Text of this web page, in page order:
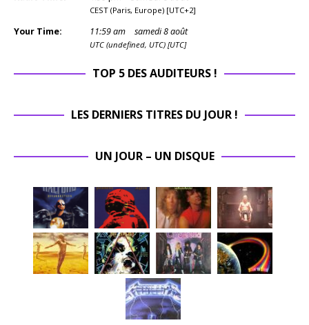
CEST (Paris, Europe) [UTC+2]
Your Time: 11:59am samedi 8 août
UTC (undefined, UTC) [UTC]
TOP 5 DES AUDITEURS !
LES DERNIERS TITRES DU JOUR !
UN JOUR – UN DISQUE